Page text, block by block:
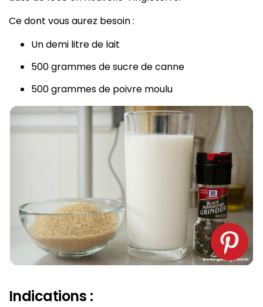
Ce dont vous aurez besoin :
Un demi litre de lait
500 grammes de sucre de canne
500 grammes de poivre moulu
Indications :